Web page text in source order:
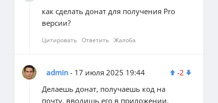
как сделать донат для получения Pro
версии?
Цитировать Ответить Жалоба
admin - 17 июля 2025 19:44
-2
Делаешь донат, получаешь код на
почту, вводишь его в приложении.